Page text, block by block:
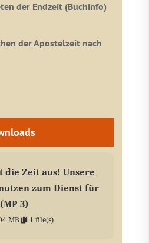
der Endzeit (Buchinfo)
der Apostelzeit nach
die Zeit aus! Unsere
zum Dienst für
3)
MB 1 file(s)